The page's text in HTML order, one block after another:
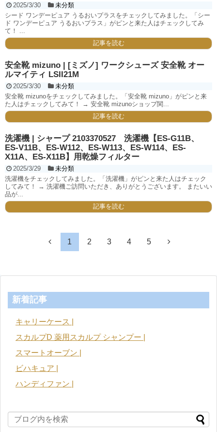
2025/3/30
未分類
シード ワンデーピュア うるおいプラスをチェックしてみました。「シー
ド ワンデーピュア うるおいプラス」がピンと来た人はチェックしてみ
て！ ...
記事を読む
安全靴 mizuno | [ミズノ] ワークシューズ 安全靴 オー
ルマイティ LSII21M
2025/3/30
未分類
安全靴 mizunoをチェックしてみました。「安全靴 mizuno」がピンと来
た人はチェックしてみて！ → 安全靴 mizunoショップ関...
記事を読む
洗濯機 | シャープ 2103370527 洗濯機【ES-G11B、
ES-V11B、ES-W112、ES-W113、ES-W114、ES-
X11A、ES-X11B】用乾燥フィルター
2025/3/29
未分類
洗濯機をチェックしてみました。「洗濯機」がピンと来た人はチェック
してみて！ → 洗濯機ご訪問いただき、ありがとうございます。 またいい
品が...
記事を読む
1 2 3 4 5
新着記事
キャリーケース |
スカルプD 薬用スカルプ シャンプー |
スマートオーブン |
ビハキュア |
ハンディファン |